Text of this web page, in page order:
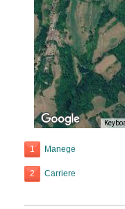
1 Manege
2 Carriere